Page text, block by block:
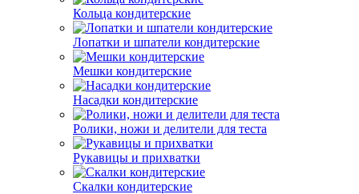
Кольца кондитерские
Лопатки и шпатели кондитерские
Мешки кондитерские
Насадки кондитерские
Ролики, ножи и делители для теста
Рукавицы и прихватки
Скалки кондитерские